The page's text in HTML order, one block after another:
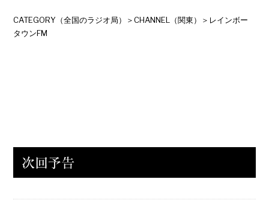
CATEGORY（全国のラジオ局）＞CHANNEL（関東）＞レインボー
タウンFM